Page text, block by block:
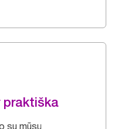
praktiška
su mūsų